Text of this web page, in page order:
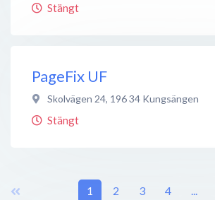
Stängt
PageFix UF
Skolvägen 24, 196 34 Kungsängen
Stängt
1 2 3 4 ...